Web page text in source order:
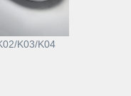
K03/K04